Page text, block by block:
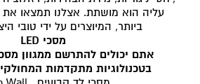
עליה הוא מושתת. אצלנו תמצאו את
ביותר, המיוצרים על ידי טובי
מסכי LED
אתם יכולים להתרשם ממגוון
בטכנולוגיות מתקדמות